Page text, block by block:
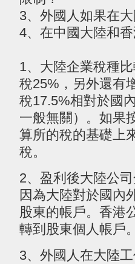
3、外國人如果在
4、在中國大陸和
1、大陸企業稅種
稅25%，另外還有
稅17.5%相對於國
一般無關）。如果
算所的稅的基礎上
稅。
2、盈利後大陸公
因為大陸對於國內
股東的帳戶。香港
轉到股東個人帳戶。
3、外國人在大陸